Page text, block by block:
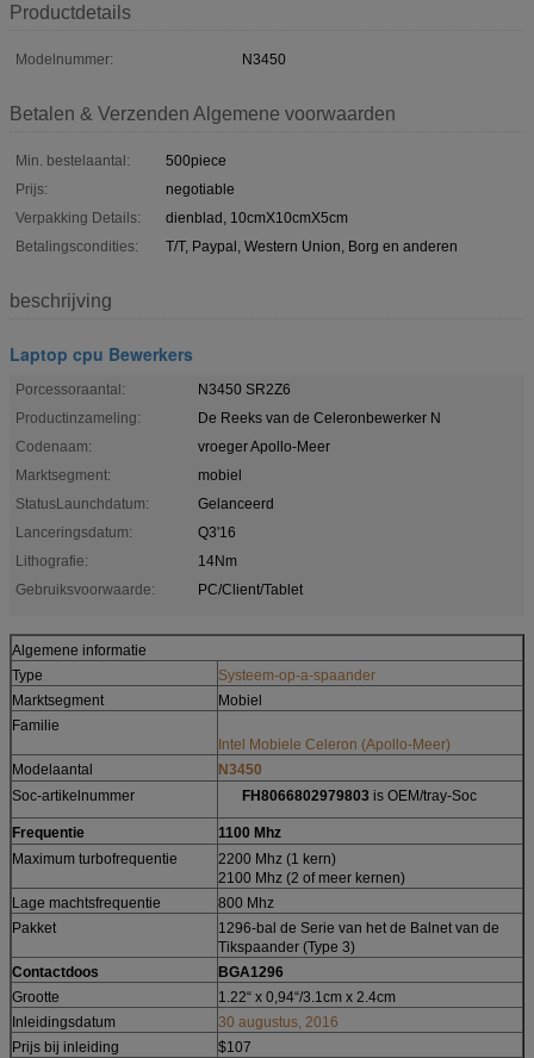
Productdetails
Modelnummer: N3450
Betalen & Verzenden Algemene voorwaarden
Min. bestelaantal:
500piece
Prijs:
negotiable
Verpakking Details:
dienblad, 10cmX10cmX5cm
Betalingscondities:
T/T, Paypal, Western Union, Borg en anderen
beschrijving
Laptop cpu Bewerkers
Porcessoraantal:
N3450 SR2Z6
Productinzameling:
De Reeks van de Celeronbewerker N
Codenaam:
vroeger Apollo-Meer
Marktsegment:
mobiel
StatusLaunchdatum:
Gelanceerd
Lanceringsdatum:
Q3'16
Lithografie:
14Nm
Gebruiksvoorwaarde:
PC/Client/Tablet
Algemene informatie
Type
Systeem-op-a-spaander
Marktsegment
Mobiel
Familie
Intel Mobiele Celeron (Apollo-Meer)
Modelaantal
N3450
Soc-artikelnummer
FH8066802979803 is OEM/tray-Soc
Frequentie
1100 Mhz
Maximum turbofrequentie
2200 Mhz (1 kern)
2100 Mhz (2 of meer kernen)
Lage machtsfrequentie
800 Mhz
Pakket
1296-bal de Serie van het de Balnet van de
Tikspaander (Type 3)
Contactdoos
BGA1296
Grootte
1.22“ x 0,94“/3.1cm x 2.4cm
Inleidingsdatum
30 augustus, 2016
Prijs bij inleiding
$107